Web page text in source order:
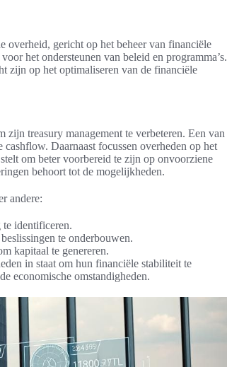
overheid, gericht op het beheer van financiële
het ondersteunen van beleid en programma’s.
zijn op het optimaliseren van de financiële
zijn treasury management te verbeteren. Een van
Daarnaast focussen overheden op het
om beter voorbereid te zijn op onvoorziene
behoort tot de mogelijkheden.
andere:
identificeren.
te onderbouwen.
kapitaal te genereren.
in staat om hun financiële stabiliteit te
economische omstandigheden.